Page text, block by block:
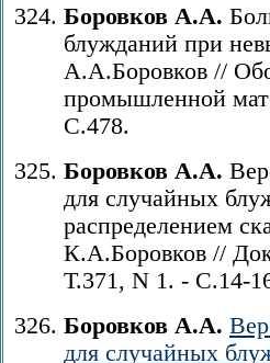
Боровков А.А.
блужданий при
А.А.Боровков //
промышленной
С.478.
Боровков А.А.
для случайных
распределением
К.А.Боровков //
Т.371, N 1. - С.14-
Боровков А.А.
для случайных